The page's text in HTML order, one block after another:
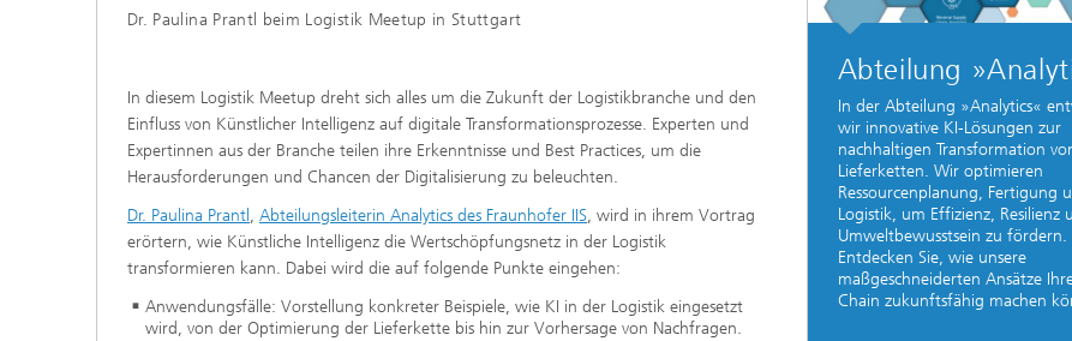
Dr. Paulina Prantl beim Logistik Meetup in Stuttgart
In diesem Logistik Meetup dreht sich alles um die Zukunft der Logistikbranche und den
Einfluss von Künstlicher Intelligenz auf digitale Transformationsprozesse. Experten und
Expertinnen aus der Branche teilen ihre Erkenntnisse und Best Practices, um die
Herausforderungen und Chancen der Digitalisierung zu beleuchten.
Dr. Paulina Prantl , Abteilungsleiterin Analytics des Fraunhofer IIS, wird in ihrem Vortrag
erörtern, wie Künstliche Intelligenz die Wertschöpfungsnetz in der Logistik
transformieren kann. Dabei wird die auf folgende Punkte eingehen:
Anwendungsfälle: Vorstellung konkreter Beispiele, wie KI in der Logistik eingesetzt
wird, von der Optimierung der Lieferkette bis hin zur Vorhersage von Nachfragen.
Abteilung
In der Abteilung »Analytics«
wir innovative KI-Lösungen zur
nachhaltigen Transformation
Lieferketten. Wir optimieren
Ressourcenplanung, Fertigung
Logistik, um Effizienz, Resilienz
Umweltbewusstsein zu fördern.
Entdecken Sie, wie unsere
maßgeschneiderten Ansätze
Chain zukunftsfähig machen